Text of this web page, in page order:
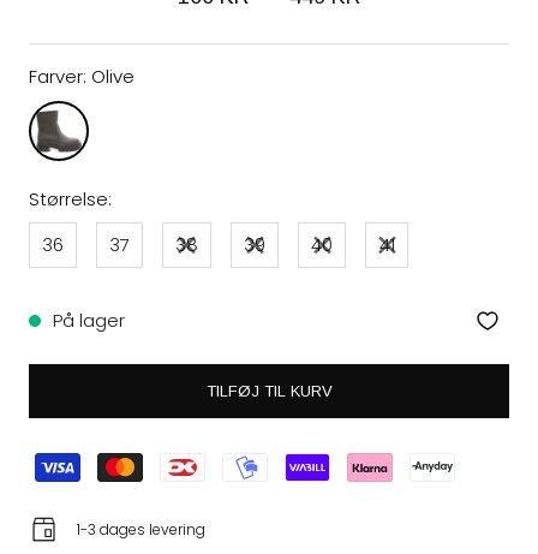
Farver: Olive
Størrelse:
36
37 38 39 40 41
På lager
TILFØJ TIL KURV
1-3 dages levering